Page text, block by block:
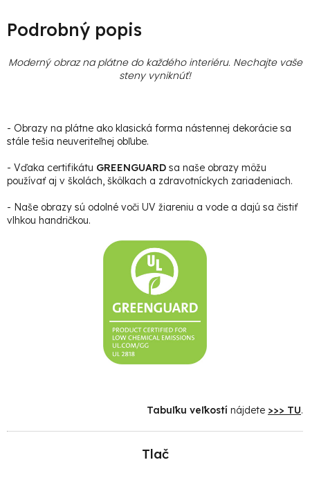
Podrobný popis
Moderný obraz na plátne do každého interiéru. Nechajte vaše
steny vyniknúť!
- Obrazy na plátne ako klasická forma nástennej dekorácie sa
stále tešia neuveriteľnej obľube.
- Vďaka certifikátu GREENGUARD sa naše obrazy môžu
používať aj v školách, škôlkach a zdravotníckych zariadeniach.
- Naše obrazy sú odolné voči UV žiareniu a vode a dajú sa čistiť
vlhkou handričkou.
Tabuľku veľkostí nájdete >>> TU.
Tlač